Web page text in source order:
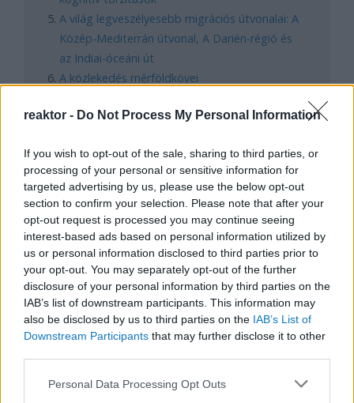
reaktor - Do Not Process My Personal Information
If you wish to opt-out of the sale, sharing to third parties, or
processing of your personal or sensitive information for
targeted advertising by us, please use the below opt-out
section to confirm your selection. Please note that after your
opt-out request is processed you may continue seeing
interest-based ads based on personal information utilized by
us or personal information disclosed to third parties prior to
your opt-out. You may separately opt-out of the further
disclosure of your personal information by third parties on the
IAB’s list of downstream participants. This information may
also be disclosed by us to third parties on the IAB’s List of
Downstream Participants that may further disclose it to other
Please note that this website/app uses one or more Google
Personal Data Processing Opt Outs
A világ legveszélyesebb migrációs útvonalai: A
Közép-Mediterrán útvonal, A Darién-régió és
az Indiai-óceáni út
A közlekedés mérföldkövei
FACEBOOK
LEGFRISSEBB